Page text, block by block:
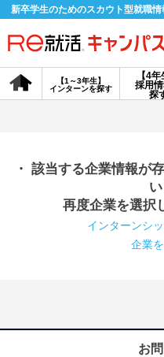
新卒学生のためのスカウト型就職情
【4年
採用
探
【1～3年生】
インターンを探す
会員登録
探す
説
就活ノウハウ・サポート
・ 該当する企業情報が
い
再度企業を選択
インターンシ
企業
お